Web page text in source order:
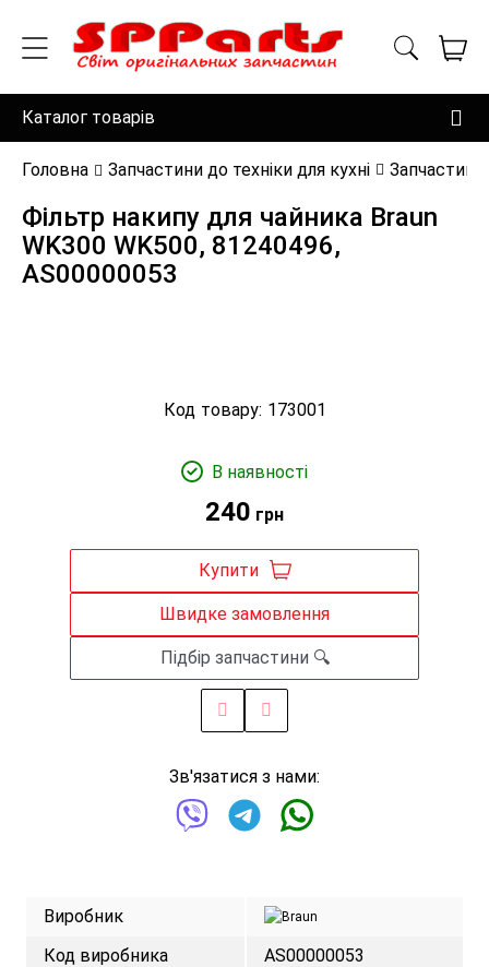
Каталог товарів
Головна Запчастини до техніки для кухні Запчастини
Фільтр накипу для чайника Braun
WK300 WK500, 81240496,
AS00000053
Код товару: 173001
240 грн
В наявності
Купити
Швидке замовлення
Підбір запчастини 🔍
Зв'язатися з нами:
Виробник
Код виробника
AS00000053